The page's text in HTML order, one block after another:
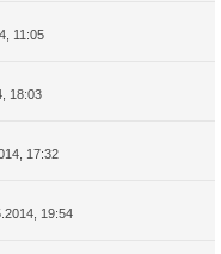
11:05
18:03
17:32
19:54